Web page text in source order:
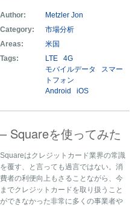
Author:
Metzler Jon
Category:
市場分析
Areas:
米国
Tags:
LTE
4G
モバイルデータ
スマー
トフォン
Android
iOS
Squareを使ってみた
Squareはクレジットカード業界の常識
を覆す、と言っても過言ではない。消
費者の利便向上もさることながら、今
までクレジットカードを取り扱うこと
ができなかった非常に多くの事業者や